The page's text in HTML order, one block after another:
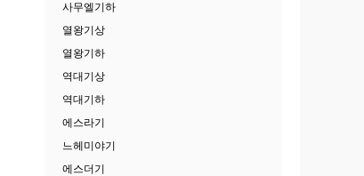
사무엘기하
열왕기상
열왕기하
역대기상
역대기하
에스라기
느헤미야기
에스더기